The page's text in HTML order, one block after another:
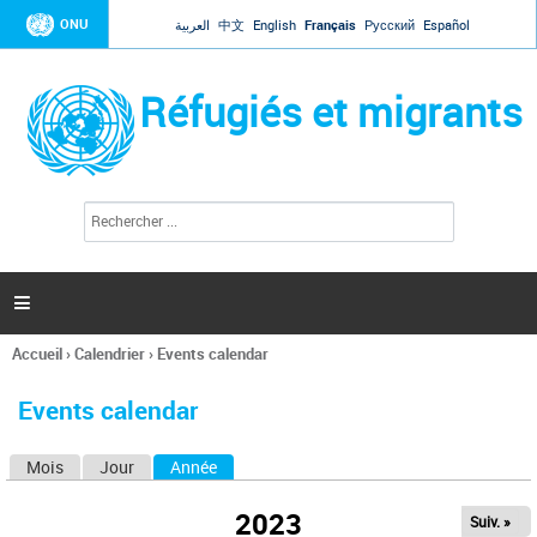
Jump to navigation
ONU العربية 中文 English Français Русский Español
Réfugiés et migrants
l
c
h
e

Vous
ici
Accueil›Calendrier› Events calendar
Events calendar
Mois Jour Année
2023 Suiv. »